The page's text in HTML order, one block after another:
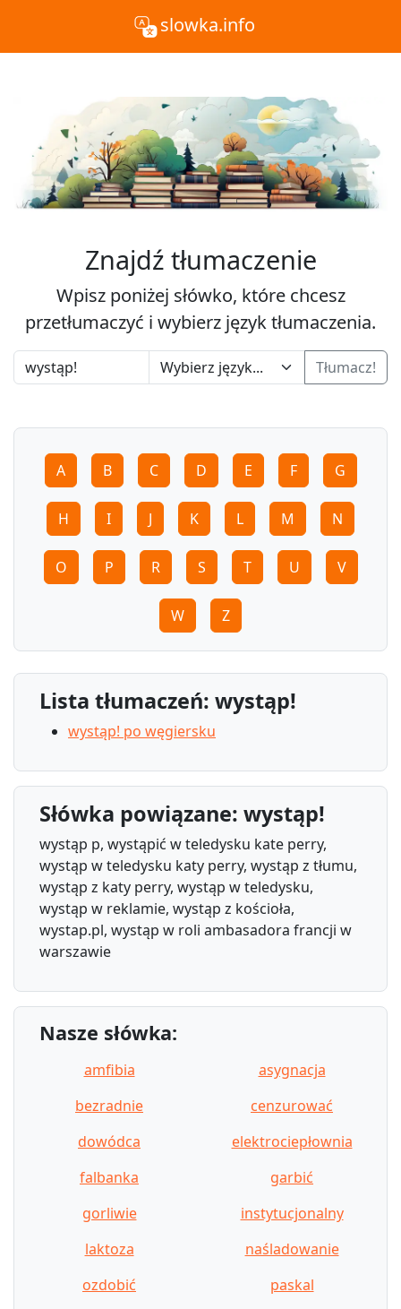
slowka.info
Znajdź tłumaczenie
Wpisz poniżej słówko, które chcesz
przetłumaczyć i wybierz język tłumaczenia.
Tłumacz!
A B C D E F G
H I J K L M N
O P R S T U V
W Z
Lista tłumaczeń: wystąp!
wystąp! po węgiersku
Słówka powiązane: wystąp!
wystąp p, wystąpić w teledysku kate perry,
wystąp w teledysku katy perry, wystąp z tłumu,
wystąp z katy perry, wystąp w teledysku,
wystąp w reklamie, wystąp z kościoła,
wystap.pl, wystąp w roli ambasadora francji w
warszawie
Nasze słówka:
amfibia
asygnacja
bezradnie
cenzurować
dowódca
elektrociepłownia
falbanka
garbić
gorliwie
instytucjonalny
laktoza
naśladowanie
ozdobić
paskal